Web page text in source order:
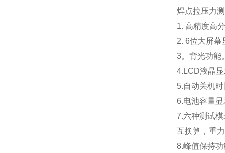
焊点拉压力
1. 高精度高
2. 6位大屏幕
3。背光功能
4.LCD液晶
5.自动关机
6.电池容量
7.六种测试
互换算，重
8.峰值保持